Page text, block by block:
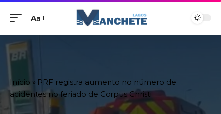
Aa
Início » PRF registra aumento no número de
acidentes no feriado de Corpus Christi